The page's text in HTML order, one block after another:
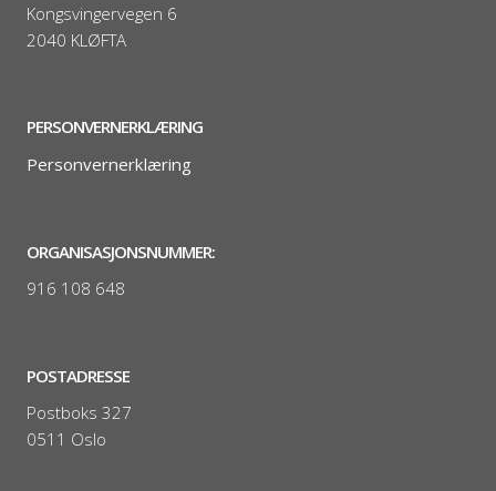
Kongsvingervegen 6
2040 KLØFTA
PERSONVERNERKLÆRING
Personvernerklæring
ORGANISASJONSNUMMER:
916 108 648
POSTADRESSE
Postboks 327
0511 Oslo